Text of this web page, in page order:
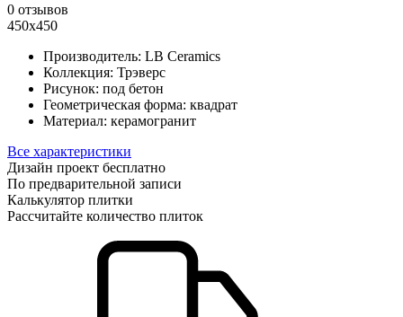
0 отзывов
450x450
Производитель: LB Ceramics
Коллекция: Трэверс
Рисунок: под бетон
Геометрическая форма: квадрат
Материал: керамогранит
Все характеристики
Дизайн проект бесплатно
По предварительной записи
Калькулятор плитки
Рассчитайте количество плиток